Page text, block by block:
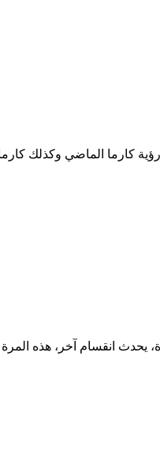
كارما الماضي وكذلك
يحدث انقسام آخر، هذه